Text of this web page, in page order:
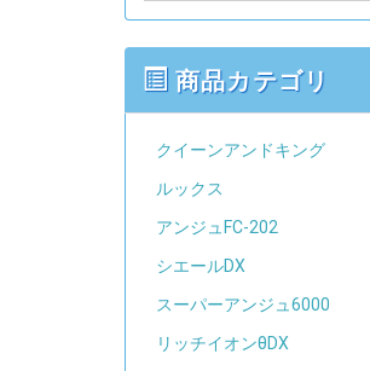
商品カテゴリ
クイーンアンドキング
ルックス
アンジュFC-202
シエールDX
スーパーアンジュ6000
リッチイオンθDX